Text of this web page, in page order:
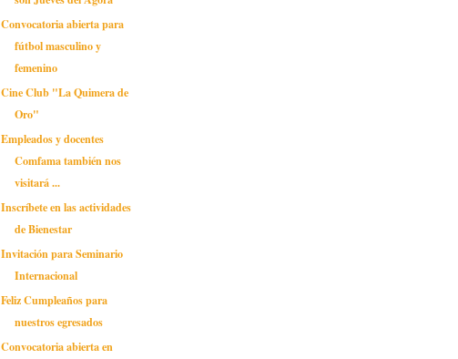
Convocatoria abierta para
fútbol masculino y
femenino
Cine Club "La Quimera de
Oro"
Empleados y docentes
Comfama también nos
visitará ...
Inscríbete en las actividades
de Bienestar
Invitación para Seminario
Internacional
Feliz Cumpleaños para
nuestros egresados
Convocatoria abierta en